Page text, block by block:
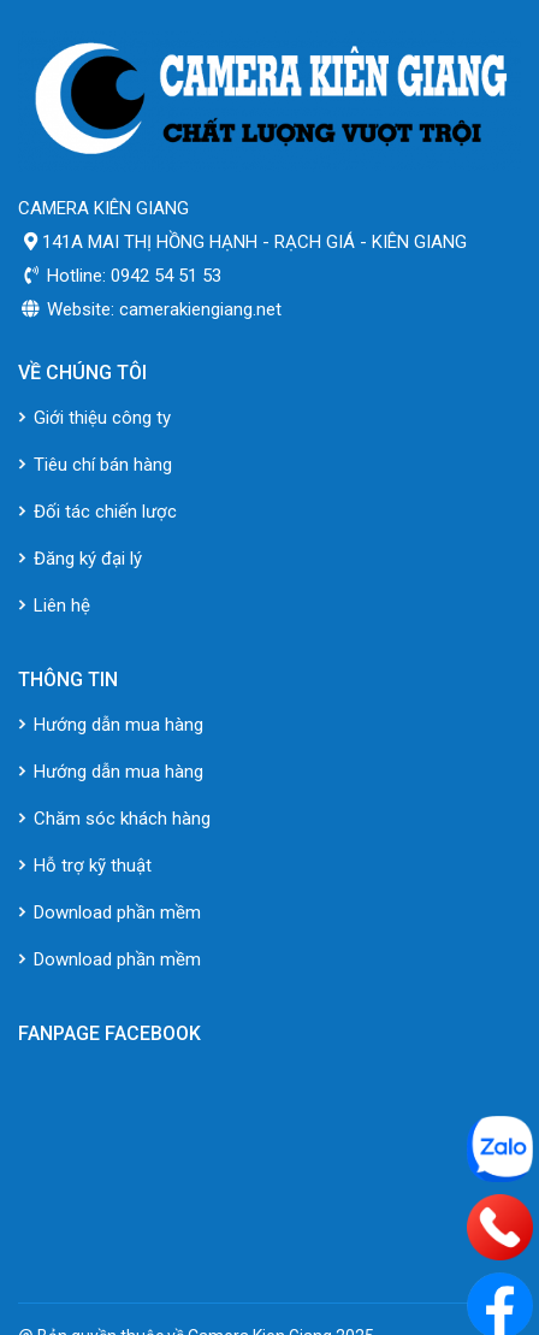
CAMERA KIÊN GIANG
141A MAI THỊ HỒNG HẠNH - RẠCH GIÁ - KIÊN GIANG
Hotline: 0942 54 51 53
Website: camerakiengiang.net
VỀ CHÚNG TÔI
Giới thiệu công ty
Tiêu chí bán hàng
Đối tác chiến lược
Đăng ký đại lý
Liên hệ
THÔNG TIN
Hướng dẫn mua hàng
Hướng dẫn mua hàng
Chăm sóc khách hàng
Hỗ trợ kỹ thuật
Download phần mềm
Download phần mềm
FANPAGE FACEBOOK